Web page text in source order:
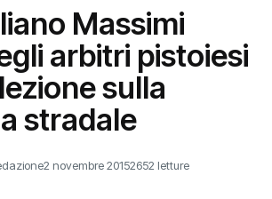
Massimi
arbitri pistoiesi
sulla
stradale
2 novembre 20152652 letture